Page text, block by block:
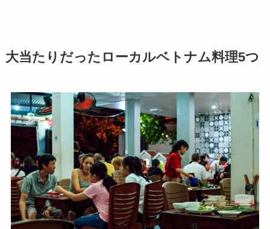
大当たりだったローカルベトナム料理5つ